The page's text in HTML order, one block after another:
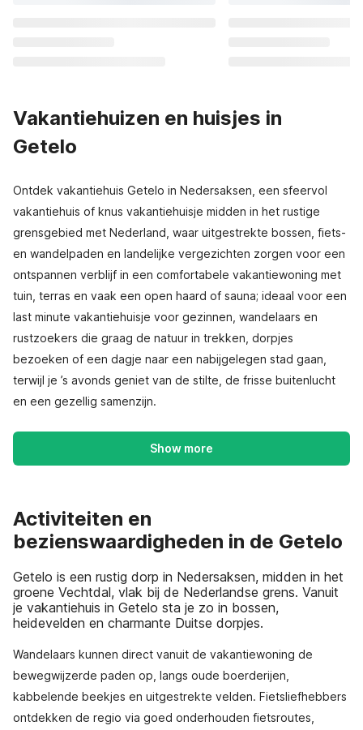
Vakantiehuizen en huisjes in
Getelo
Ontdek vakantiehuis Getelo in Nedersaksen, een sfeervol
vakantiehuis of knus vakantiehuisje midden in het rustige
grensgebied met Nederland, waar uitgestrekte bossen, fiets-
en wandelpaden en landelijke vergezichten zorgen voor een
ontspannen verblijf in een comfortabele vakantiewoning met
tuin, terras en vaak een open haard of sauna; ideaal voor een
last minute vakantiehuisje voor gezinnen, wandelaars en
rustzoekers die graag de natuur in trekken, dorpjes
bezoeken of een dagje naar een nabijgelegen stad gaan,
terwijl je ’s avonds geniet van de stilte, de frisse buitenlucht
en een gezellig samenzijn.
Show more
Activiteiten en
bezienswaardigheden in de Getelo
Getelo is een rustig dorp in Nedersaksen, midden in het
groene Vechtdal, vlak bij de Nederlandse grens. Vanuit
je vakantiehuis in Getelo sta je zo in bossen,
heidevelden en charmante Duitse dorpjes.
Wandelaars kunnen direct vanuit de vakantiewoning de
bewegwijzerde paden op, langs oude boerderijen,
kabbelende beekjes en uitgestrekte velden. Fietsliefhebbers
ontdekken de regio via goed onderhouden fietsroutes,